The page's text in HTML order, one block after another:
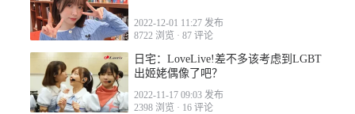
2022-12-01 11:27 发布
8722 浏览 · 87 评论
日宅：LoveLive!差不多该考虑到LGBT
出姬姥偶像了吧？
2022-11-17 09:03 发布
2398 浏览 · 16 评论